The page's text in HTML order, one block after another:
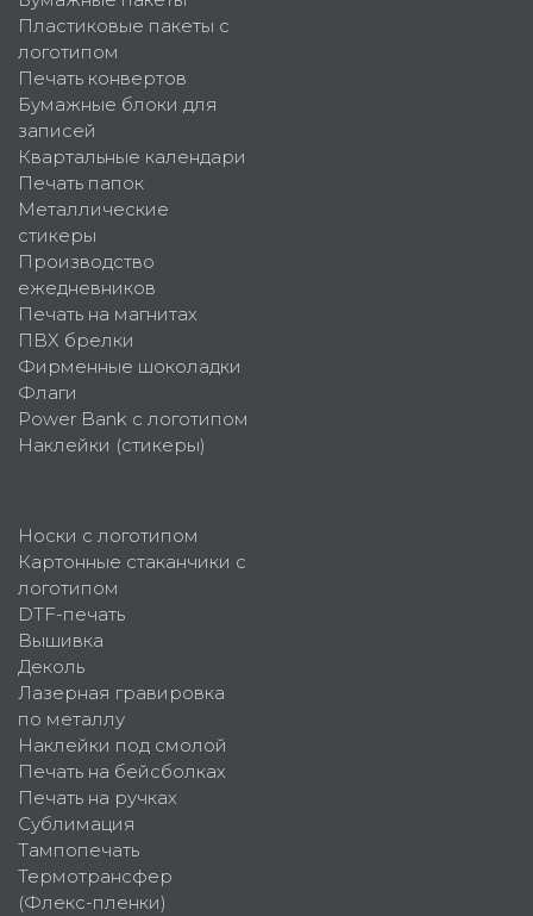
Пластиковые пакеты с
логотипом
Печать конвертов
Бумажные блоки для
записей
Квартальные календари
Печать папок
Металлические
стикеры
Производство
ежедневников
Печать на магнитах
ПВХ брелки
Фирменные шоколадки
Флаги
Power Bank с логотипом
Наклейки (стикеры)
Носки с логотипом
Картонные стаканчики с
логотипом
DTF-печать
Вышивка
Деколь
Лазерная гравировка
по металлу
Наклейки под смолой
Печать на бейсболках
Печать на ручках
Сублимация
Тампопечать
Термотрансфер
(Флекс-пленки)